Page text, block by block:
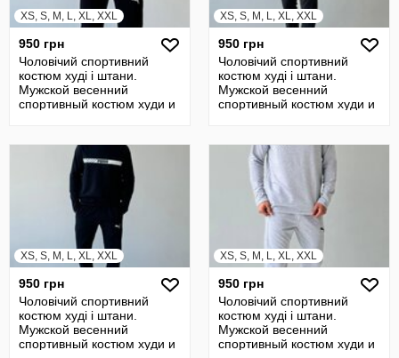
XS, S, M, L, XL, XXL
950 грн
Чоловічий спортивний
костюм худі і штани.
Мужской весенний
спортивный костюм худи и
XS, S, M, L, XL, XXL
950 грн
Чоловічий спортивний
костюм худі і штани.
Мужской весенний
спортивный костюм худи и
XS, S, M, L, XL, XXL
950 грн
Чоловічий спортивний
костюм худі і штани.
Мужской весенний
спортивный костюм худи и
XS, S, M, L, XL, XXL
950 грн
Чоловічий спортивний
костюм худі і штани.
Мужской весенний
спортивный костюм худи и